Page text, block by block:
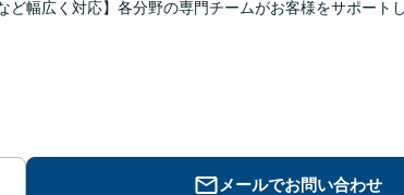
ど幅広く対応】各分野の専門チームがお客様をサポートし
メールでお問い合わせ